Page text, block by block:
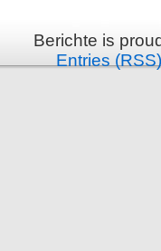
Berichte is
Entries (RSS)